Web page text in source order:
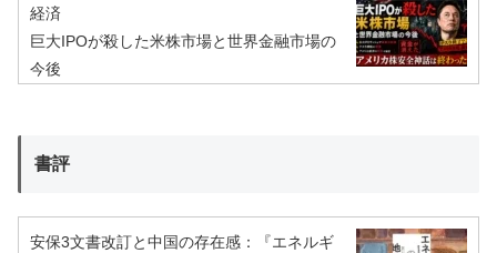
経済
巨大IPOが殺した米株市場と世界金融市場の
今後
書評
安保3文書改訂と中国の存在感：『エネルギ